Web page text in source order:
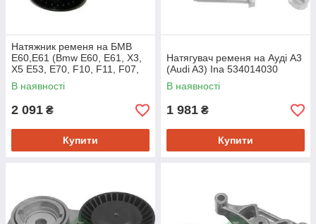
Натяжник ременя на БМВ
Е60,Е61 (Bmw E60, E61, X3,
X5 E53, E70, F10, F11, F07,
F01,F02,F03,F04) Ina
534040210
В наявності
2 091 ₴
Купити
Натягувач ременя на Ауді A3
(Audi A3) Ina 534014030
В наявності
1 981 ₴
Купити